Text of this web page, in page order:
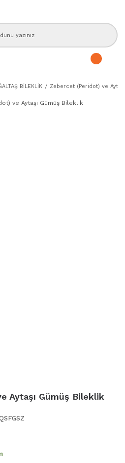
BİLEKLİK Zebercet (Peridot) ve
Aytaşı Gümüş Bileklik